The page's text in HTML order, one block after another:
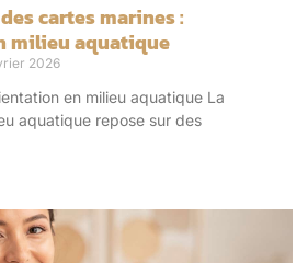
cartes marines :
milieu aquatique
2026
en milieu aquatique La
aquatique repose sur des